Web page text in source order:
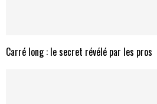
Carré long : le secret révélé par les pros